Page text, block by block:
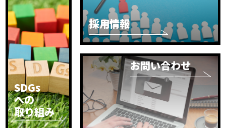
SDGs
への
取り組み
採用情報
お問い合わせ